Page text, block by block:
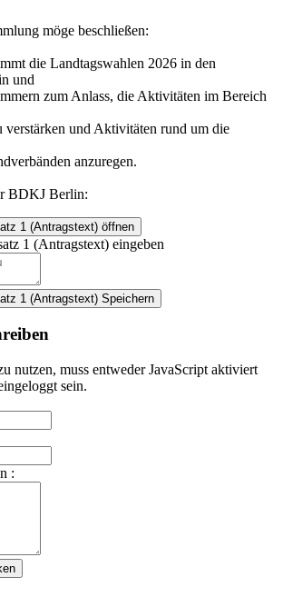
möge beschließen:
die Landtagswahlen 2026 in den
und
zum Anlass, die Aktivitäten im Bereich
verstärken und Aktivitäten rund um die
anzuregen.
BDKJ Berlin:
1 (Antragstext) öffnen
1 (Antragstext) eingeben
1 (Antragstext) Speichern
nutzen, muss entweder JavaScript aktiviert
sein.
: